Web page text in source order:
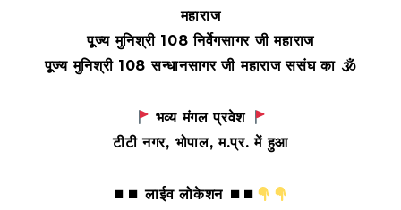
महाराज
पूज्य मुनिश्री 108 निर्वेगसागर जी महाराज
पूज्य मुनिश्री 108 सन्धानसागर जी महाराज ससंघ का 🕉
भव्य मंगल प्रवेश
टीटी नगर, भोपाल, म.प्र. में हुआ
⏹⏹ लाईव लोकेशन ⏹⏹